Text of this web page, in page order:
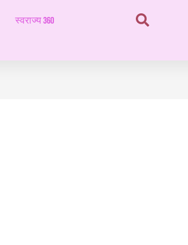
स्वराज्य 360